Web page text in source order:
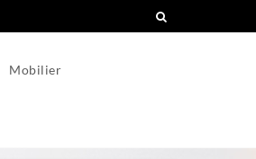
Mobilier